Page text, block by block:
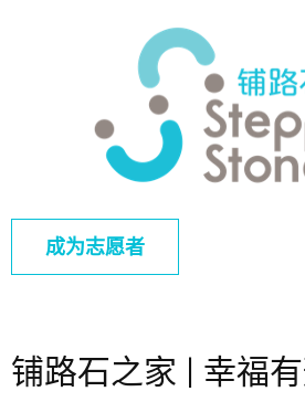
成为志愿者
铺路石之家 | 幸福有